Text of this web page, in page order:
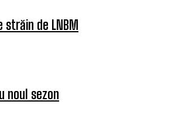
de LNBM
noul sezon